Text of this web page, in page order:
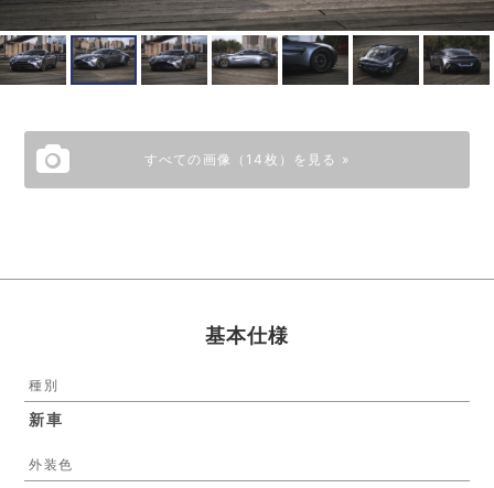
すべての画像（14枚）を見る »
基本仕様
種別
新車
外装色